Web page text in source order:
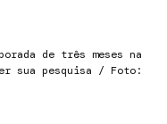
de três meses na
sua pesquisa / Foto: